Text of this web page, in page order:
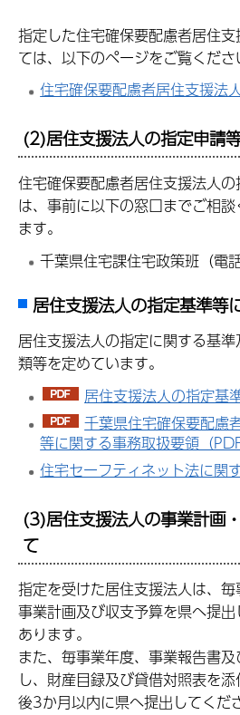
指定した住宅確保要配慮者居住
ては、以下のページをご覧くださ
住宅確保要配慮者居住支援法
(2)居住支援法人の指定申請
住宅確保要配慮者居住支援法人
は、事前に以下の窓口までご相
ます。
千葉県住宅課住宅政策班（
居住支援法人の指定基準等
居住支援法人の指定に関する基
類等を定めています。
居住支援法人の指定基
千葉県住宅確保要配慮
等に関する事務取扱要領（
住宅セーフティネット法に関
(3)居住支援法人の事業計画
て
指定を受けた居住支援法人は、毎
事業計画及び収支予算を県へ提
あります。
また、毎事業年度、事業報告書
し、財産目録及び貸借対照表を
後3か月以内に県へ提出してくだ